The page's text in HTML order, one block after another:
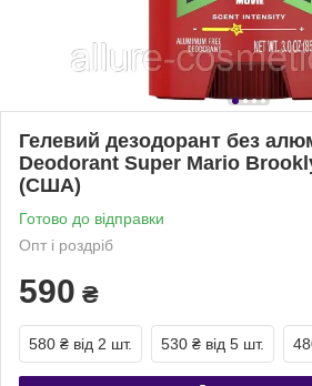
Гелевий дезодорант без
Deodorant Super Mario
(США)
Готово до відправки
Опт і роздріб
590 ₴
580 ₴ від 2 шт. 530 ₴ від 5 шт.